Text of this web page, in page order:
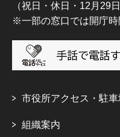
（祝日・休日・12月29
※一部の窓口では開庁
市役所アクセス・駐車
組織案内